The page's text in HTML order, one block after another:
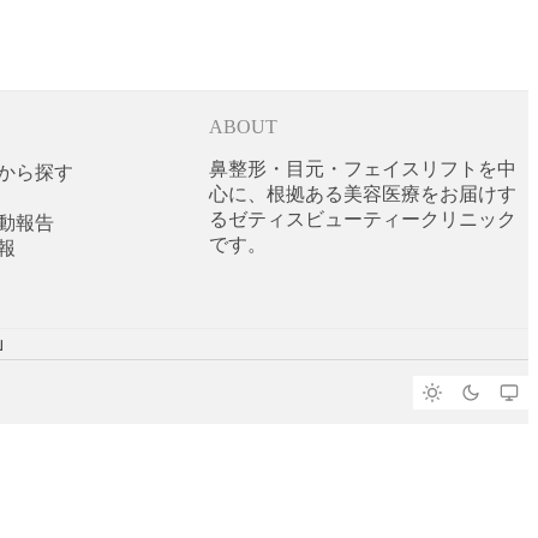
ら探す
報告
ABOUT
鼻整形・目元・フェイスリフトを中
心に、根拠ある美容医療をお届けす
るゼティスビューティークリニック
です。